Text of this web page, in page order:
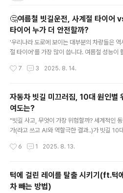
🤔여름철 빗길운전, 사계절 타이어
타이어 누가 더 안전할까?
'우리나라 도로에 보이는 대부분의 차량들은 역
절 타이어'를 가장 많이 씁니다. 여름철 성능이
니아'가 선택할 것만 같은 느낌이 있긴 하죠. 최
문에서 오늘의 포스팅을 준비했습니다.'빗길운
타이어가 더 젖은노면 성능이 좋을까(=안전할까
서머? 그게 뭔가요?사계절 타이어: 눈이 살짝 내
포함해 웬만한 날씨에서는 두루두루 사용할 수
들어진 타이어입니다. 특별히 뛰어난 성능을 자
날씨에 크게 신경 쓰지 않고 편안하게 운전할 수
7 3 2025. 8. 14.
자동차 빗길 미끄러짐, 10대 원인별
여도는?
"빗길 사고, 무엇이 가장 위험할까? 세계적인
가(라고 쓰고 AI와 역할극한 결과..)가 빗길 10
운전 습관 중 당신의 안전을 위협하는 진짜 범인
위에서 발생하는 미끄러짐 사고는 여러 요인이
작용하는 '합작품'입니다. 따라서 각 요인의 영향
6 1 2025. 8. 13.
턱에 걸린 레이를 탈출 시키기(ft.턱
차 빼는 방법)